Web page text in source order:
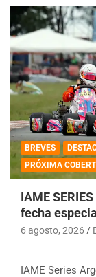
BREVES
PRÓXIMA
IAME
fecha
6 agosto, 2026
IAME Series